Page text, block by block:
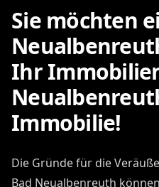
Sie möchten
Ihr
Immobilie!
Die Gründe für die
Bad Neualbenreuth